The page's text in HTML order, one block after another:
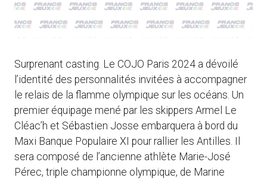
Surprenant casting. Le COJO Paris 2024 a dévoilé
l’identité des personnalités invitées à accompagner
le relais de la flamme olympique sur les océans. Un
premier équipage mené par les skippers Armel Le
Cléac’h et Sébastien Josse embarquera à bord du
Maxi Banque Populaire XI pour rallier les Antilles. Il
sera composé de l’ancienne athlète Marie-José
Pérec, triple championne olympique, de Marine